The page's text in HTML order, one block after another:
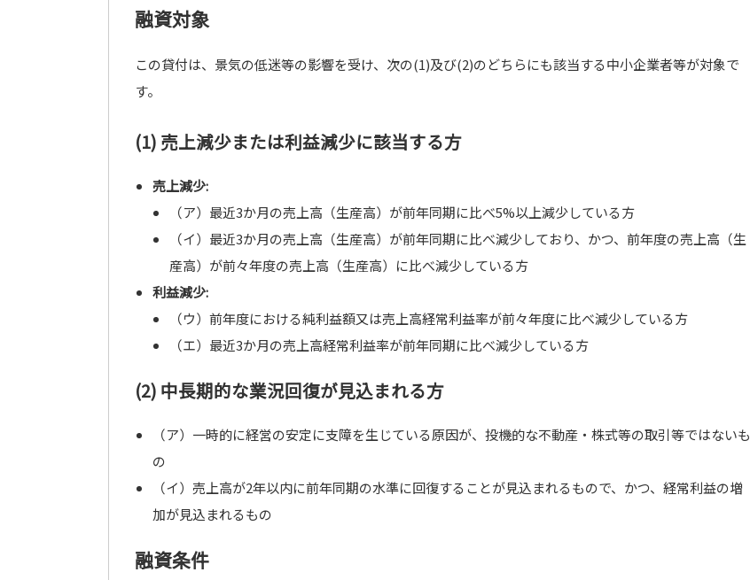
融資対象
この貸付は、景気の低迷等の影響を受け、次の(1)及び(2)のどちらにも該当する中小企業者等が対象で
す。
(1) 売上減少または利益減少に該当する方
売上減少:
（ア）最近3か月の売上高（生産高）が前年同期に比べ5%以上減少している方
（イ）最近3か月の売上高（生産高）が前年同期に比べ減少しており、かつ、前年度の売上高（生
産高）が前々年度の売上高（生産高）に比べ減少している方
利益減少:
（ウ）前年度における純利益額又は売上高経常利益率が前々年度に比べ減少している方
（エ）最近3か月の売上高経常利益率が前年同期に比べ減少している方
(2) 中長期的な業況回復が見込まれる方
（ア）一時的に経営の安定に支障を生じている原因が、投機的な不動産・株式等の取引等ではないも
の
（イ）売上高が2年以内に前年同期の水準に回復することが見込まれるもので、かつ、経常利益の増
加が見込まれるもの
融資条件